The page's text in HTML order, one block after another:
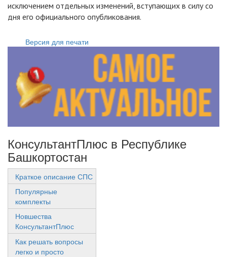
исключением отдельных изменений, вступающих в силу со
дня его официального опубликования.
Версия для печати
КонсультантПлюс в Республике
Башкортостан
Краткое описание СПС
Популярные
комплекты
Новшества
КонсультантПлюс
Как решать вопросы
легко и просто